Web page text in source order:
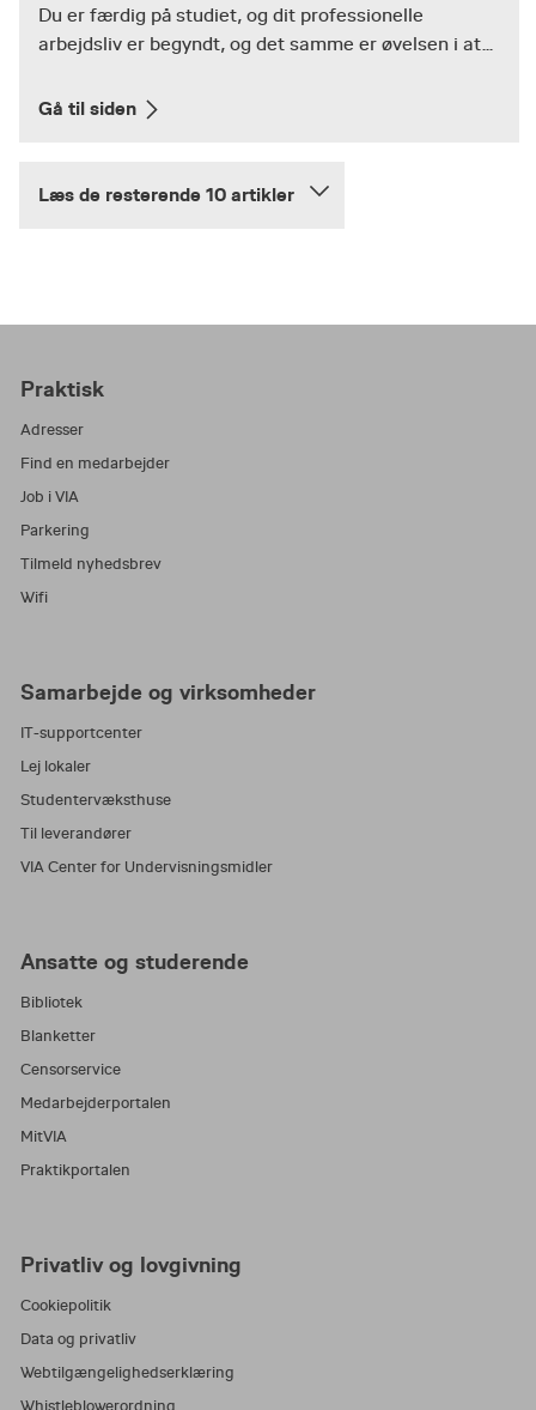
Du er færdig på studiet, og dit professionelle
arbejdsliv er begyndt, og det samme er øvelsen i at...
Gå til siden
Læs de resterende 10 artikler
Praktisk
Adresser
Find en medarbejder
Job i VIA
Parkering
Tilmeld nyhedsbrev
Wifi
Samarbejde og virksomheder
IT-supportcenter
Lej lokaler
Studentervæksthuse
Til leverandører
VIA Center for Undervisningsmidler
Ansatte og studerende
Bibliotek
Blanketter
Censorservice
Medarbejderportalen
MitVIA
Praktikportalen
Privatliv og lovgivning
Cookiepolitik
Data og privatliv
Webtilgængelighedserklæring
Whistleblowerordning